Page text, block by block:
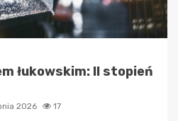
łukowskim: II stopień
2026 17